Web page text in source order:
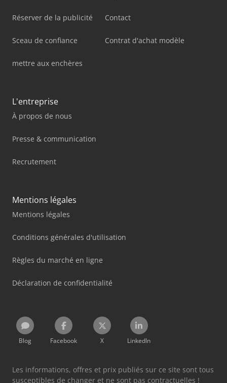
Réserver de la publicité
Sceau de confiance
mettre aux enchères
Contact
Contrat d'achat modèle
L'entreprise
À propos de nous
Presse & communication
Recrutement
Mentions légales
Mentions légales
Conditions générales d'utilisation
Règles du marché en ligne
Déclaration de confidentialité
Blog Facebook X LinkedIn
Les informations, offres et prix publiés sur ce site sont tous
susceptibles de changer et ne sont pas contractuelles !